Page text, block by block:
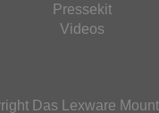
Pressekit
Videos
Das Lexware